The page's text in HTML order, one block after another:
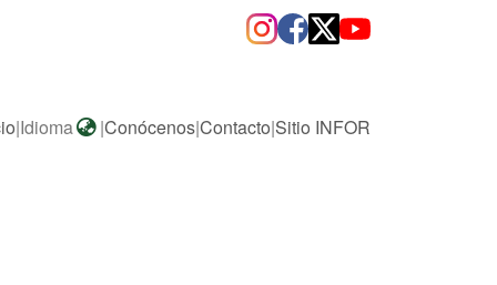
|Idioma |Conócenos|Contacto|Sitio INFOR